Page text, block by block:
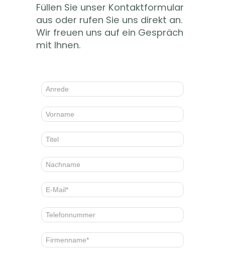
Füllen Sie unser Kontaktformular
aus oder rufen Sie uns direkt an.
Wir freuen uns auf ein Gespräch
mit Ihnen.